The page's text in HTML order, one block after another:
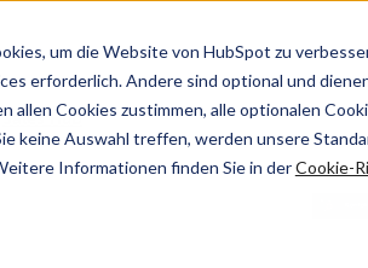
um die Website von HubSpot zu
erforderlich. Andere sind optional und
allen Cookies zustimmen, alle optionalen
keine Auswahl treffen, werden unsere
Informationen finden Sie in derCookie-
Sales Hub